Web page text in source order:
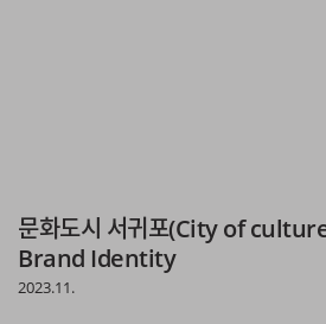
문화도시 서귀포(City of
Brand Identity
2023.11.